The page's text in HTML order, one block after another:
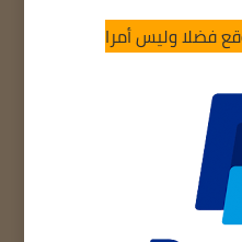
فضلا وليس أمرا